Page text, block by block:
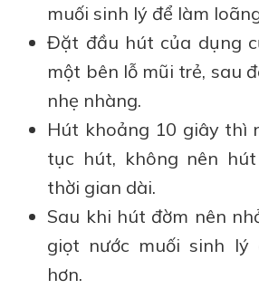
muối sinh lý để làm
Đặt đầu hút của dụng
một bên lỗ mũi trẻ, sau
nhẹ nhàng.
Hút khoảng 10 giây thì
tục hút, không nên
thời gian dài.
Sau khi hút đờm nên
giọt nước muối sinh lý
hơn.